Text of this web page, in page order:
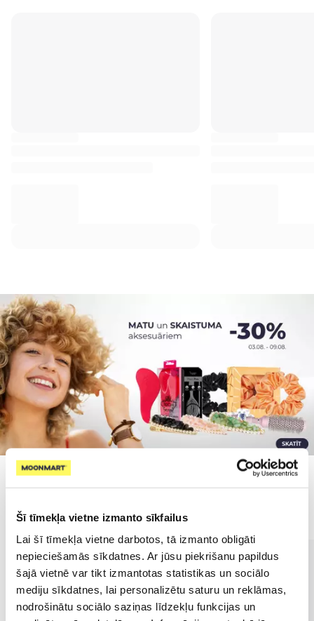
Šī tīmekļa vietne izmanto sīkfailus
Lai šī tīmekļa vietne darbotos, tā izmanto obligāti
nepieciešamās sīkdatnes. Ar jūsu piekrišanu papildus
šajā vietnē var tikt izmantotas statistikas un sociālo
mediju sīkdatnes, lai personalizētu saturu un reklāmas,
nodrošinātu sociālo saziņas līdzekļu funkcijas un
Populārākie kategorijā